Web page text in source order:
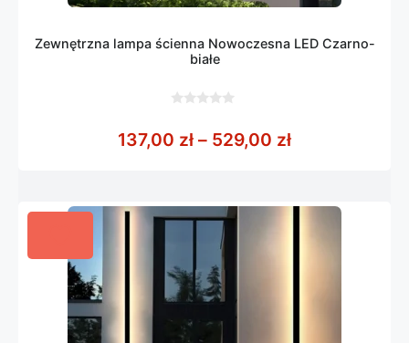
Zewnętrzna lampa ścienna Nowoczesna LED Czarno-
białe
5
137,00 zł – 529,00 złZakres cen: